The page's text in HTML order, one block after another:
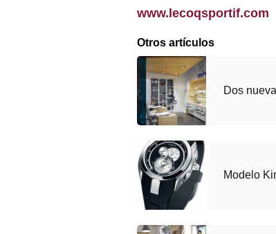
www.lecoqsportif.com
Otros artículos
Dos
Modelo